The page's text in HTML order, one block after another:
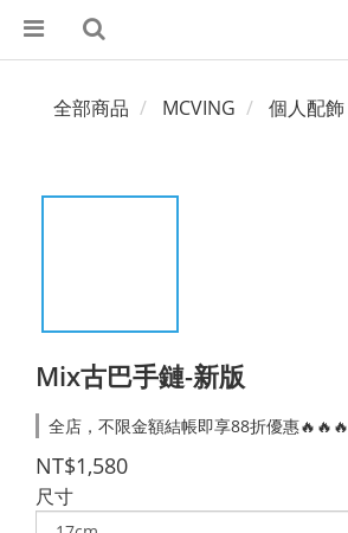
全部商品 MCVING 個人配飾
Mix古巴手鏈-新版
全店，不限金額結帳即享88折優惠🔥🔥🔥
NT$1,580
尺寸